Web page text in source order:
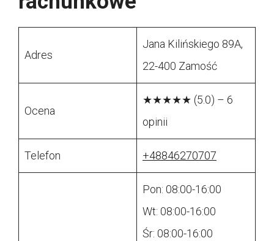
Adres
Jana Kilińskiego 89A,
22-400 Zamość
Ocena
★★★★★ (5.0) – 6
opinii
Telefon +48846270707
Pon: 08:00-16:00
Wt: 08:00-16:00
Śr: 08:00-16:00